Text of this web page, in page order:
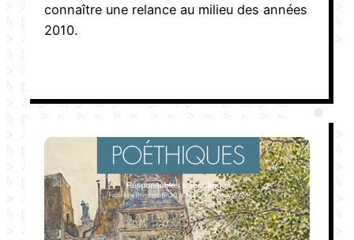
connaître une relance au milieu des années
2010.